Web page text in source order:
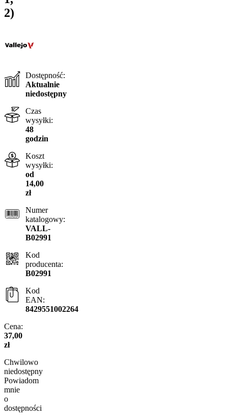
2)
Dostępność:
Aktualnie
niedostępny
Czas
wysyłki:
48
godzin
Koszt
wysyłki:
od
14,00
zł
Numer
katalogowy:
VALL-
B02991
Kod
producenta:
B02991
Kod
EAN:
8429551002264
Cena:
37,00
zł
Chwilowo
niedostępny
Powiadom
mnie
o
dostępności